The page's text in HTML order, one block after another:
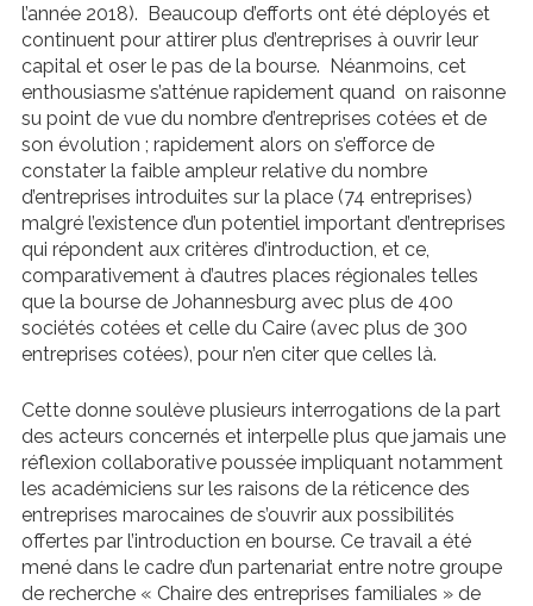
l’année 2018). Beaucoup d’efforts ont été déployés et
continuent pour attirer plus d’entreprises à ouvrir leur
capital et oser le pas de la bourse. Néanmoins, cet
enthousiasme s’atténue rapidement quand on raisonne
su point de vue du nombre d’entreprises cotées et de
son évolution ; rapidement alors on s’efforce de
constater la faible ampleur relative du nombre
d’entreprises introduites sur la place (74 entreprises)
malgré l’existence d’un potentiel important d’entreprises
qui répondent aux critères d’introduction, et ce,
comparativement à d’autres places régionales telles
que la bourse de Johannesburg avec plus de 400
sociétés cotées et celle du Caire (avec plus de 300
entreprises cotées), pour n’en citer que celles là.
Cette donne soulève plusieurs interrogations de la part
des acteurs concernés et interpelle plus que jamais une
réflexion collaborative poussée impliquant notamment
les académiciens sur les raisons de la réticence des
entreprises marocaines de s’ouvrir aux possibilités
offertes par l’introduction en bourse. Ce travail a été
mené dans le cadre d’un partenariat entre notre groupe
de recherche « Chaire des entreprises familiales » de